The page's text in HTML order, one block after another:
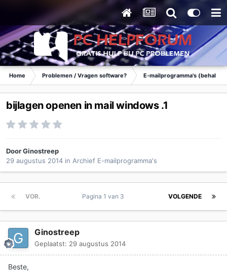
Home Problemen / Vragen software? E-mailprogramma's (behalve
bijlagen openen in mail windows .1
DoorGinostreep
29 augustus 2014 in Archief E-mailprogramma's
VOR. VOLGENDE
Pagina 1 van 3
Ginostreep
Geplaatst: 29 augustus 2014
Beste,